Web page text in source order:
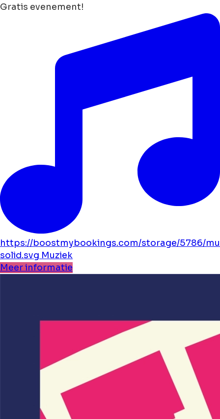
Gratis evenement!
https://boostmybookings.com/storage/5786/
solid.svg Muziek
Meer informatie